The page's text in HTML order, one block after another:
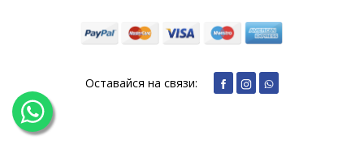
Оставайся на связи: